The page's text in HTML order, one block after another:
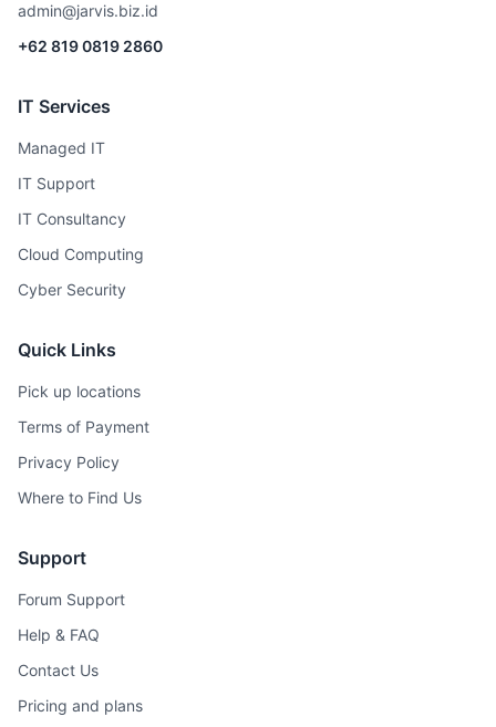
admin@jarvis.biz.id
+62 819 0819 2860
IT Services
Managed IT
IT Support
IT Consultancy
Cloud Computing
Cyber Security
Quick Links
Pick up locations
Terms of Payment
Privacy Policy
Where to Find Us
Support
Forum Support
Help & FAQ
Contact Us
Pricing and plans